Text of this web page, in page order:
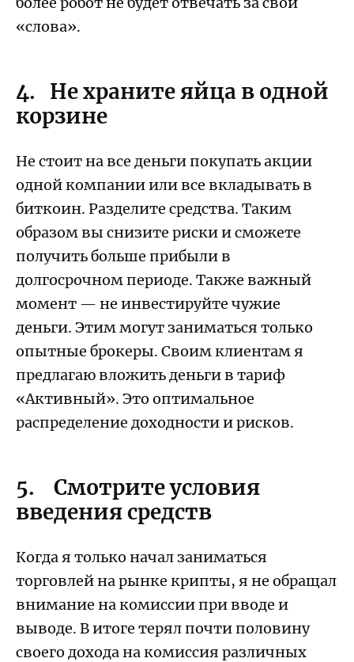
«слова».
4. Не храните яйца в одной
корзине
Не стоит на все деньги покупать акции
одной компании или все вкладывать в
биткоин. Разделите средства. Таким
образом вы снизите риски и сможете
получить больше прибыли в
долгосрочном периоде. Также важный
момент — не инвестируйте чужие
деньги. Этим могут заниматься только
опытные брокеры. Своим клиентам я
предлагаю вложить деньги в тариф
«Активный». Это оптимальное
распределение доходности и рисков.
5. Смотрите условия
введения средств
Когда я только начал заниматься
торговлей на рынке крипты, я не обращал
внимание на комиссии при вводе и
выводе. В итоге терял почти половину
своего дохода на комиссия различных